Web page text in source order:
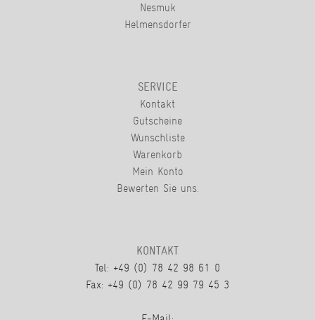
Nesmuk
Helmensdorfer
SERVICE
Kontakt
Gutscheine
Wunschliste
Warenkorb
Mein Konto
Bewerten Sie uns.
KONTAKT
Tel: +49 (0) 78 42 98 61 0
Fax: +49 (0) 78 42 99 79 45 3